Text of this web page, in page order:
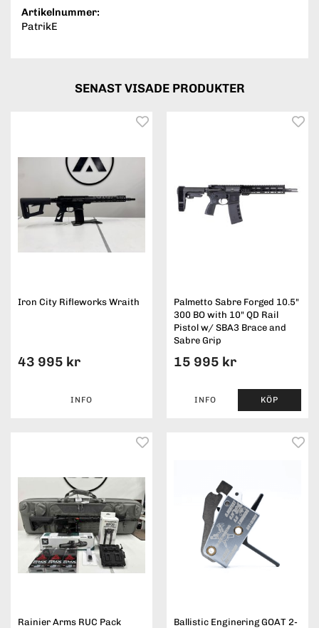
Artikelnummer:
PatrikE
SENAST VISADE PRODUKTER
Iron City Rifleworks Wraith
43 995 kr
INFO
Palmetto Sabre Forged 10.5"
300 BO with 10" QD Rail
Pistol w/ SBA3 Brace and
Sabre Grip
15 995 kr
INFO KÖP
Rainier Arms RUC Pack
Ballistic Enginering GOAT 2-